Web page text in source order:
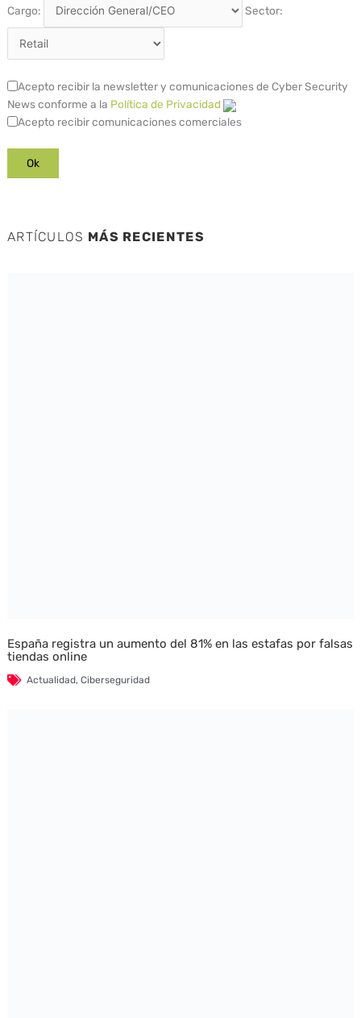
Cargo: Sector:
Acepto recibir la newsletter y comunicaciones de Cyber Security
News conforme a la Política de Privacidad
Acepto recibir comunicaciones comerciales
ARTÍCULOS MÁS RECIENTES
España registra un aumento del 81% en las estafas por falsas
tiendas online
Actualidad, Ciberseguridad